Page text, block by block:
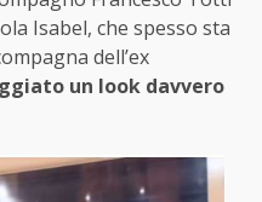
Isabel, che spesso sta
dell’ex
un look davvero